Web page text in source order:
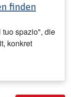
finden
spazio", die
konkret